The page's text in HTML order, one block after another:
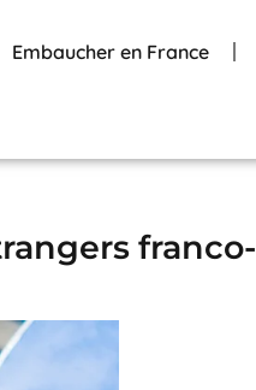
Embaucher en France
franco-